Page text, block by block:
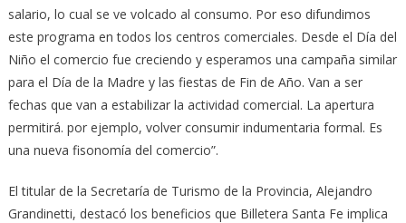
salario, lo cual se ve volcado al consumo. Por eso difundimos
este programa en todos los centros comerciales. Desde el Día del
Niño el comercio fue creciendo y esperamos una campaña similar
para el Día de la Madre y las fiestas de Fin de Año. Van a ser
fechas que van a estabilizar la actividad comercial. La apertura
permitirá. por ejemplo, volver consumir indumentaria formal. Es
una nueva fisonomía del comercio”.
El titular de la Secretaría de Turismo de la Provincia, Alejandro
Grandinetti, destacó los beneficios que Billetera Santa Fe implica